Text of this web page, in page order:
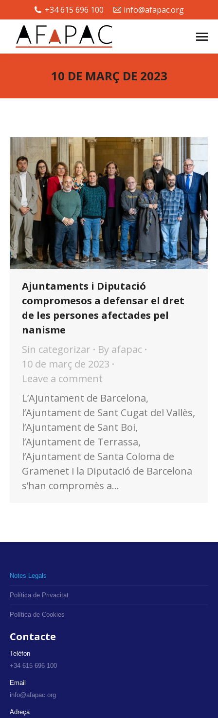
+34 615 696 100 info@afapac.org
10 DE MARÇ DE 2023
Ajuntaments i Diputació
compromesos a defensar el dret
de les persones afectades pel
nanisme
Sin categorizar
By afapac
10 de març de 2023
Leave a comment
L’Ajuntament de Barcelona,
l’Ajuntament de Sant Cugat del Vallès,
l’Ajuntament de Sant Boi,
l’Ajuntament de Terrassa,
l’Ajuntament de Santa Coloma de
Gramenet i la Diputació de Barcelona
s’han compromès a…
Notes Legals
Política de Privacitat
Política de Cookies
Contacte
Telèfon
+34 615 696 100
Email
info@afapac.org
Adreça